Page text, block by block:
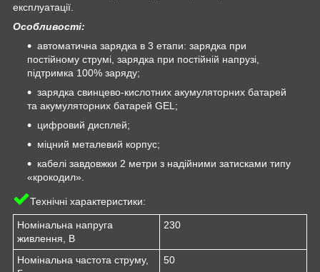
експлуатації.
Особливості:
автоматична зарядка в 3 етапи: зарядка при
постійному струмі, зарядка при постійній напрузі,
підтримка 100% заряду;
зарядка свинцево-кислотних акумуляторних батарей
та акумуляторних батарей GEL;
цифровий дисплей;
міцний металевий корпус;
кабелі завдовжки 2 метри з надійними затисками типу
«крокодил».
Технічні характеристики:
Номінальна напруга
живлення, В
230
Номінальна частота струму,
50